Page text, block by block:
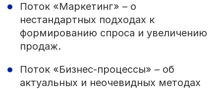
Поток «Маркетинг» – о
нестандартных подходах к
формированию спроса и увеличению
продаж.
Поток «Бизнес-процессы» – об
актуальных и неочевидных методах